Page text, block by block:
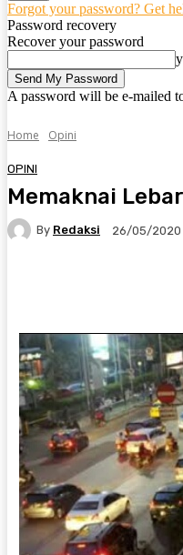
Forgot your password? Get
Password recovery
Recover your password
A password will be e-mailed
Home Opini
OPINI
Memaknai
By Redaksi 26/05/2020